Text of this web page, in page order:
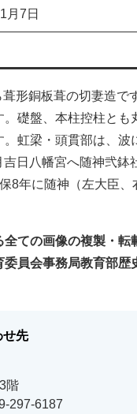
月7日
形銅板葺の切妻造で
礎盤、本柱控柱と
虹梁・頭貫部は、
日八幡宮へ随神弐
8年に随神（左大臣
ての画像の複製・
員会事務局教育部歴
せ先
階
297-6187